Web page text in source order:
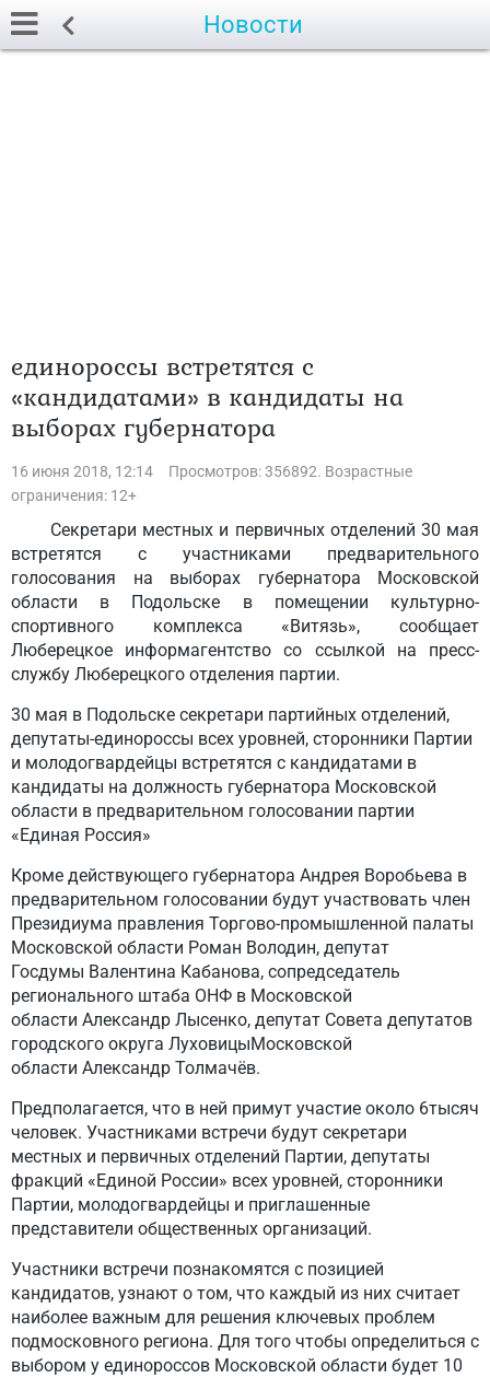
Новости
единороссы встретятся с
«кандидатами» в кандидаты на
выборах губернатора
16 июня 2018, 12:14
Просмотров: 356892. Возрастные
ограничения: 12+
Секретари местных и первичных отделений 30 мая
встретятся с участниками предварительного
голосования на выборах губернатора Московской
области в Подольске в помещении культурно-
спортивного комплекса «Витязь», сообщает
Люберецкое информагентство со ссылкой на пресс-
службу Люберецкого отделения партии.
30 мая в Подольске секретари партийных отделений,
депутаты-единороссы всех уровней, сторонники Партии
и молодогвардейцы встретятся с кандидатами в
кандидаты на должность губернатора Московской
области в предварительном голосовании партии
«Единая Россия»
Кроме действующего губернатора Андрея Воробьева в
предварительном голосовании будут участвовать член
Президиума правления Торгово-промышленной палаты
Московской области Роман Володин, депутат
Госдумы Валентина Кабанова, сопредседатель
регионального штаба ОНФ в Московской
области Александр Лысенко, депутат Совета депутатов
городского округа ЛуховицыМосковской
области Александр Толмачёв.
Предполагается, что в ней примут участие около 6тысяч
человек. Участниками встречи будут секретари
местных и первичных отделений Партии, депутаты
фракций «Единой России» всех уровней, сторонники
Партии, молодогвардейцы и приглашенные
представители общественных организаций.
Участники встречи познакомятся с позицией
кандидатов, узнают о том, что каждый из них считает
наиболее важным для решения ключевых проблем
подмосковного региона. Для того чтобы определиться с
выбором у единороссов Московской области будет 10